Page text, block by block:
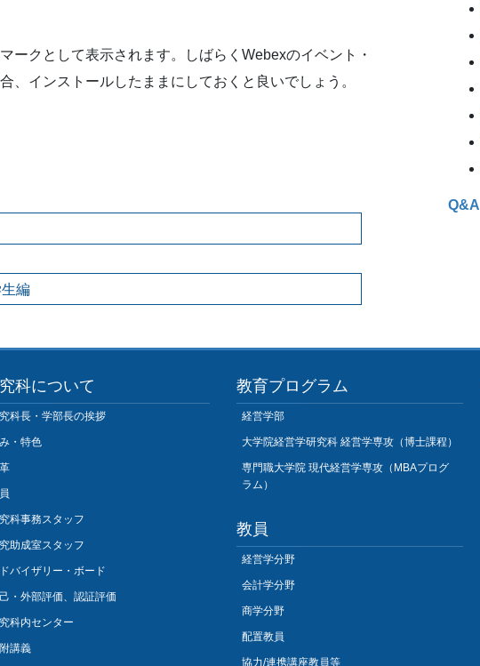
ークとして表示されます。しばらくWebexのイベント・
、インストールしたままにしておくと良いでしょう。
編
Q&A
科について
科長・学部長の挨拶
・特色
科事務スタッフ
助成室スタッフ
バイザリー・ボード
・外部評価、認証評価
科内センター
講義
教育プログラム
経営学部
大学院経営学研究科 経営学専攻（博士課程）
専門職大学院 現代経営学専攻（MBAプログ
ラム）
教員
経営学分野
会計学分野
商学分野
配置教員
協力/連携講座教員等